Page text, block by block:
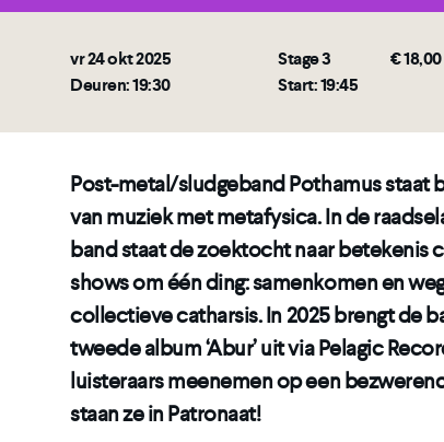
vr 24 okt 2025 Stage 3
€ 18,00
Deuren: 19:30
Start: 19:45
Post-metal/sludgeband Pothamus staat
van muziek met metafysica. In de
band staat de zoektocht naar betekenis
shows om één ding: samenkomen en
collectieve catharsis. In 2025 brengt de
tweede album ‘Abur’ uit via Pelagic
luisteraars meenemen op een
staan ze in Patronaat!